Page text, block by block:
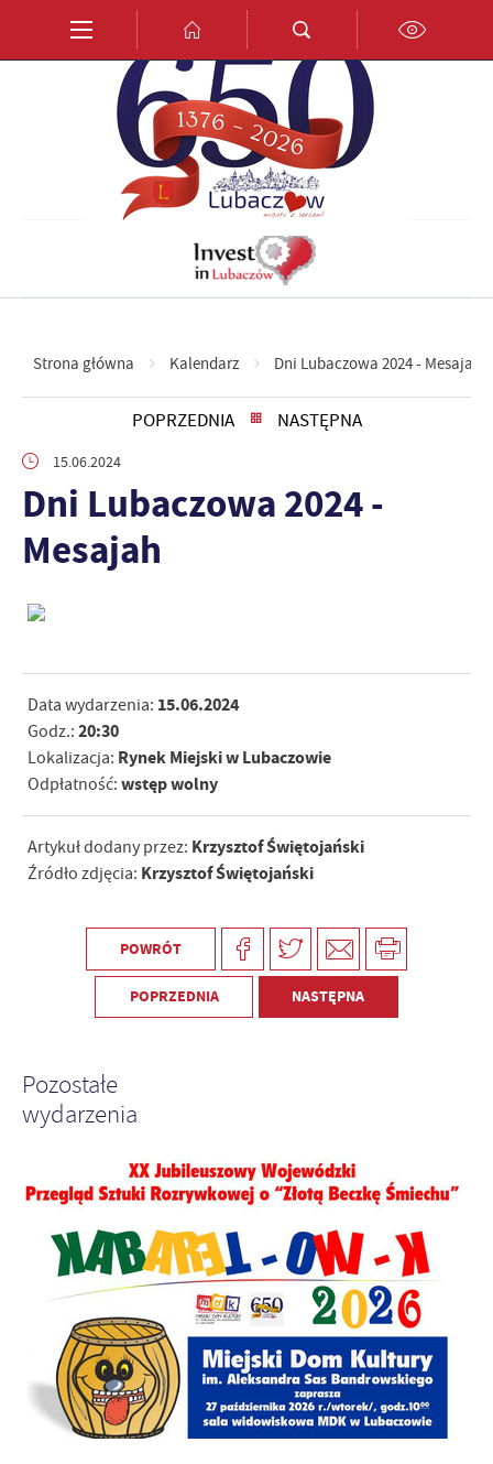
Przejdź do wyszukiwarki.
Przejdź do ustawień wielkości czcionki.
Włącz wersję kontrastową strony.
Strona główna Kalendarz Dni Lubaczowa 2024 - Mesajah
POPRZEDNIA NASTĘPNA
15.06.2024
Dni Lubaczowa 2024 -
Mesajah
Data wydarzenia: 15.06.2024
Godz.: 20:30
Lokalizacja: Rynek Miejski w Lubaczowie
Odpłatność: wstęp wolny
Artykuł dodany przez: Krzysztof Świętojański
Źródło zdjęcia: Krzysztof Świętojański
POWRÓT
POPRZEDNIA NASTĘPNA
Pozostałe
wydarzenia